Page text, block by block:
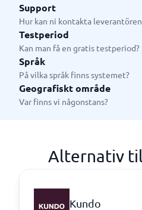
företag som vill ha en
Support
Hur kan ni kontakta
Testperiod
Kan man få en gratis testperiod?
Språk
På vilka språk finns systemet?
Geografiskt område
Var finns vi någonstans?
Alternativ
Kundo